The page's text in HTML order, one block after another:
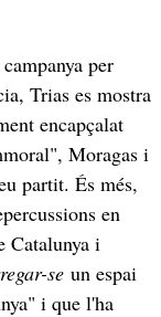
per
Trias es mostra
encapçalat
Moragas i
partit. És més,
en
Catalunya i
seun espai
i que l'ha